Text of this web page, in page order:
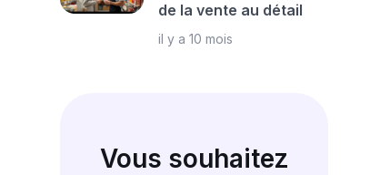
de la vente au détail
il y a 10 mois
Vous souhaitez